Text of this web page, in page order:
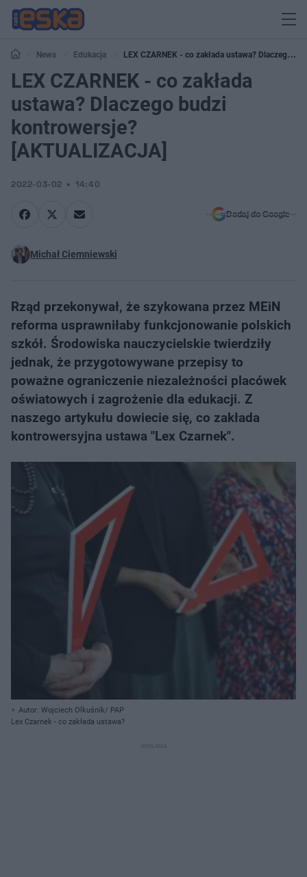
News Edukacja
LEX CZARNEK - co zakłada ustawa? Dlaczego
budzi kontrowersje? [AKTUALIZACJA]
LEX CZARNEK - co zakłada
ustawa? Dlaczego budzi
kontrowersje?
[AKTUALIZACJA]
2022-03-02 14:40
Dodaj do Google
Michał Ciemniewski
Rząd przekonywał, że szykowana przez MEiN
reforma usprawniłaby funkcjonowanie polskich
szkół. Środowiska nauczycielskie twierdziły
jednak, że przygotowywane przepisy to
poważne ograniczenie niezależności placówek
oświatowych i zagrożenie dla edukacji. Z
naszego artykułu dowiecie się, co zakłada
kontrowersyjna ustawa "Lex Czarnek".
Autor: Wojciech Olkuśnik/ PAP
Lex Czarnek - co zakłada ustawa?